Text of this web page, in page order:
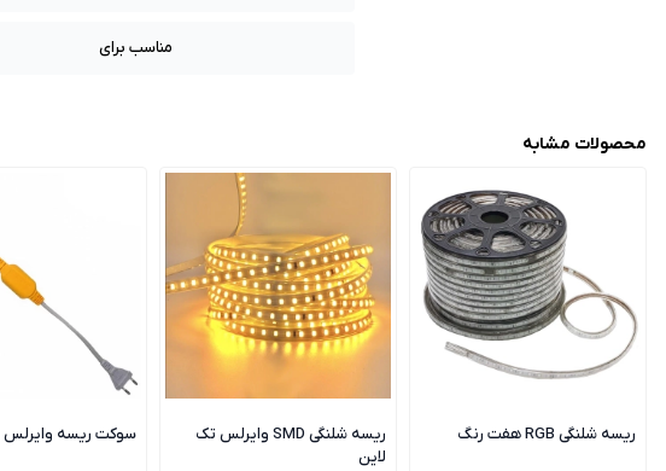
مناسب برای
محصولات مشابه
ریسه شلنگی RGB هفت رنگ
ریسه شلنگی SMD وایرلس تک
لاین
سوکت ریسه وایرلس